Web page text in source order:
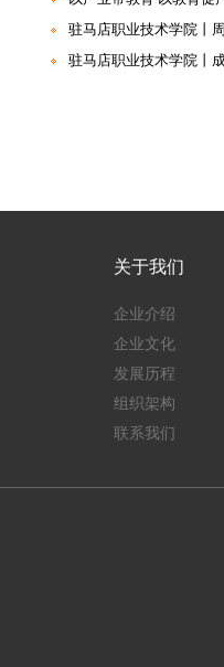
驻马店职业技术学院丨
关于我们
企业介绍
企业文化
发展历程
组织架构
联系我们